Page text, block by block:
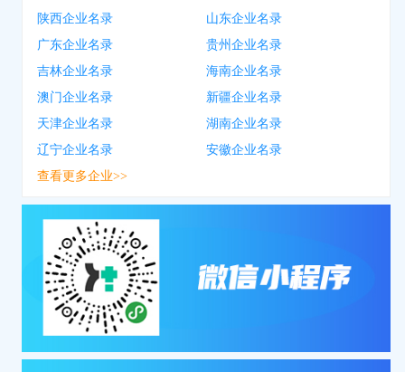
陕西企业名录
山东企业名录
广东企业名录
贵州企业名录
吉林企业名录
海南企业名录
澳门企业名录
新疆企业名录
天津企业名录
湖南企业名录
辽宁企业名录
安徽企业名录
查看更多企业>>